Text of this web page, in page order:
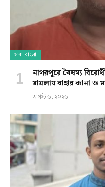
সারা বাংলা
নাগরপুরে বৈষম্য
মামলায় বাহার কানা ও
আগস্ট ৬, ২০২৬